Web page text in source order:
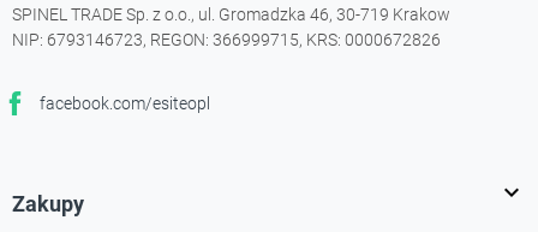
SPINEL TRADE Sp. z o.o., ul. Gromadzka 46, 30-719 Krakow
NIP: 6793146723, REGON: 366999715, KRS: 0000672826
facebook.com/esiteopl
Facebook
Zakupy 